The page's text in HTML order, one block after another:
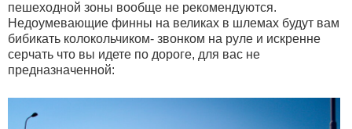
пешеходной зоны вообще не рекомендуются.
Недоумевающие финны на великах в шлемах будут вам
бибикать колокольчиком- звонком на руле и искренне
серчать что вы идете по дороге, для вас не
предназначенной: